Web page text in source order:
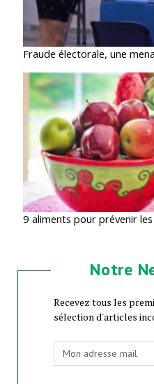
Fraude électorale, une
9 aliments pour prévenir
Notre
Recevez tous les
sélection d'articles